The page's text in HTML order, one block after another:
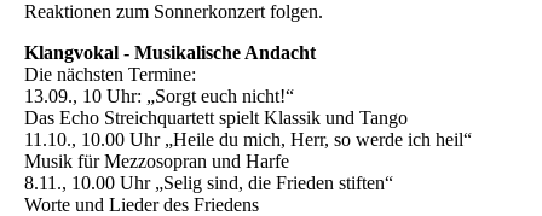
Reaktionen zum Sonnerkonzert folgen.
Klangvokal - Musikalische Andacht
Die nächsten Termine:
13.09., 10 Uhr: „Sorgt euch nicht!“
Das Echo Streichquartett spielt Klassik und Tango
11.10., 10.00 Uhr „Heile du mich, Herr, so werde ich heil“
Musik für Mezzosopran und Harfe
8.11., 10.00 Uhr „Selig sind, die Frieden stiften“
Worte und Lieder des Friedens